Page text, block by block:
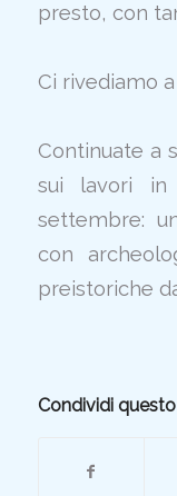
presto, con
Ci rivediamo
Continuate a
sui lavori in
settembre:
con
preistoriche
Condividi